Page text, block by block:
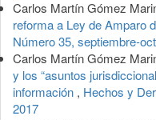
Carlos Martín Gómez
reforma a Ley de Amparo
Número 35, septiembre-
Carlos Martín Gómez
y los “asuntos
información , Hechos y
2017